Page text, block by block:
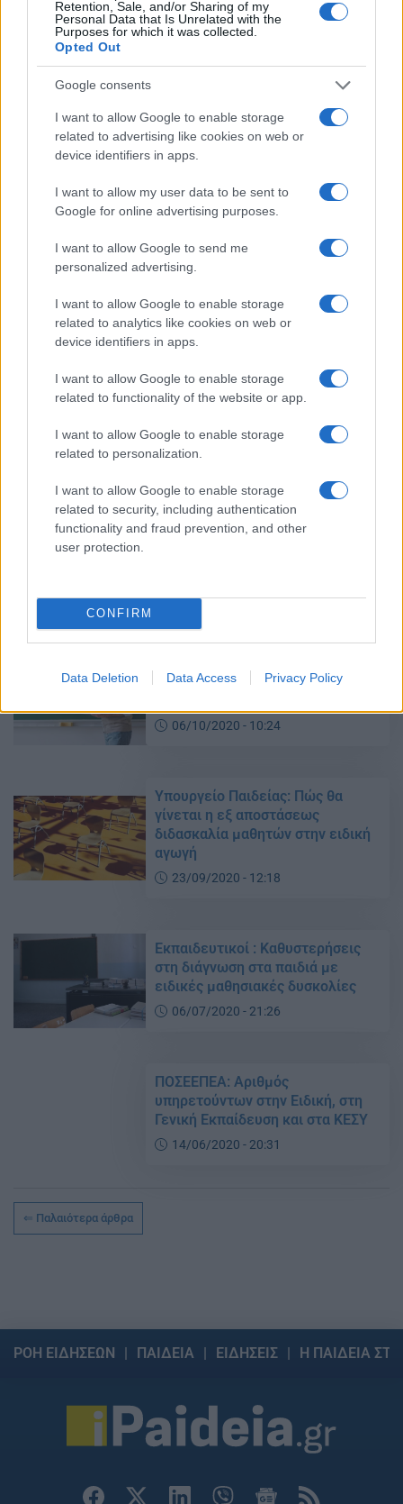
Retention, Sale, and/or Sharing of my
Personal Data that Is Unrelated with the
Purposes for which it was collected.
Opted Out
Google consents
I want to allow Google to enable storage
related to advertising like cookies on web or
device identifiers in apps.
I want to allow my user data to be sent to
Google for online advertising purposes.
I want to allow Google to send me
personalized advertising.
I want to allow Google to enable storage
related to analytics like cookies on web or
device identifiers in apps.
I want to allow Google to enable storage
related to functionality of the website or app.
I want to allow Google to enable storage
related to personalization.
I want to allow Google to enable storage
related to security, including authentication
functionality and fraud prevention, and other
user protection.
CONFIRM
Data Deletion Data Access Privacy Policy
δραστηριότητες για μικρά παιδιά
10/12/2020 - 17:37
ΚΕΣΥ Αχαΐας: Χριστουγεννιάτικες
δραστηριότητες για παιδιά
προσχολικής ηλικίας
Πού αναμένονται ΝΕΕΣ
προσλήψεις αναπληρωτών
λειτουργίας των Κέντρων
Εκπαιδευτικής και
22/11/2020 - 10:37
Καταγγελία για την έλλειψη
μόνιμου προσωπικού
– Γ’ φάση: 6.465 αναπληρωτές –
06/10/2020 - 10:24
Υπουργείο Παιδείας: Πώς θα
γίνεται η εξ αποστάσεως
διδασκαλία μαθητών στην ειδική
αγωγή
23/09/2020 - 12:18
Εκπαιδευτικοί : Καθυστερήσεις
στη διάγνωση στα παιδιά με
ειδικές μαθησιακές δυσκολίες
06/07/2020 - 21:26
ΠΟΣΕΕΠΕΑ: Αριθμός
υπηρετούντων στην Ειδική, στη
Γενική Εκπαίδευση και στα ΚΕΣΥ
14/06/2020 - 20:31
Παλαιότερα άρθρα
ΡΟΗ ΕΙΔΗΣΕΩΝ ΠΑΙΔΕΙΑ ΕΙΔΗΣΕΙΣ Η ΠΑΙΔΕΙΑ